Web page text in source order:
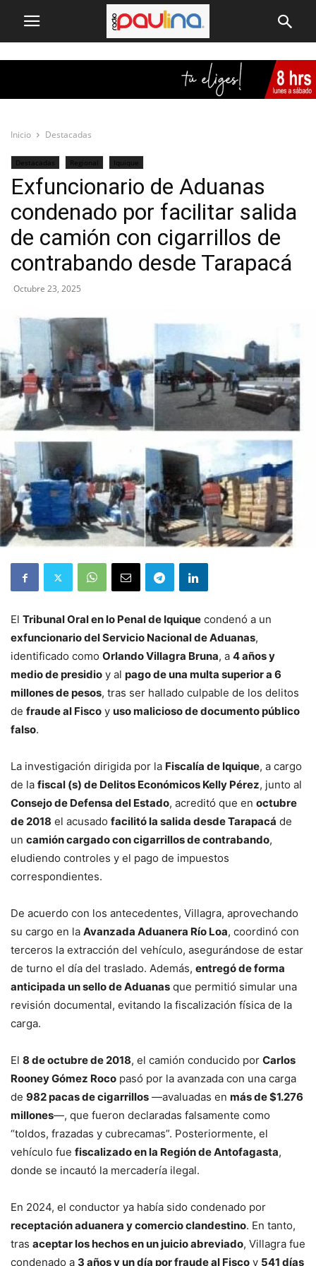
Inicio Destacadas
Destacadas Regional Iquique
Exfuncionario de Aduanas
condenado por facilitar salida
de camión con cigarrillos de
contrabando desde Tarapacá
Octubre 23, 2025
El Tribunal Oral en lo Penal de Iquique condenó a un
exfuncionario del Servicio Nacional de Aduanas,
identificado como Orlando Villagra Bruna, a 4 años y
medio de presidio y al pago de una multa superior a 6
millones de pesos, tras ser hallado culpable de los delitos
de fraude al Fisco y uso malicioso de documento público
falso.
La investigación dirigida por la Fiscalía de Iquique, a cargo
de la fiscal (s) de Delitos Económicos Kelly Pérez, junto al
Consejo de Defensa del Estado, acreditó que en octubre
de 2018 el acusado facilitó la salida desde Tarapacá de
un camión cargado con cigarrillos de contrabando,
eludiendo controles y el pago de impuestos
correspondientes.
De acuerdo con los antecedentes, Villagra, aprovechando
su cargo en la Avanzada Aduanera Río Loa, coordinó con
terceros la extracción del vehículo, asegurándose de estar
de turno el día del traslado. Además, entregó de forma
anticipada un sello de Aduanas que permitió simular una
revisión documental, evitando la fiscalización física de la
carga.
El 8 de octubre de 2018, el camión conducido por Carlos
Rooney Gómez Roco pasó por la avanzada con una carga
de 982 pacas de cigarrillos —avaluadas en más de $1.276
millones—, que fueron declaradas falsamente como
“toldos, frazadas y cubrecamas”. Posteriormente, el
vehículo fue fiscalizado en la Región de Antofagasta,
donde se incautó la mercadería ilegal.
En 2024, el conductor ya había sido condenado por
receptación aduanera y comercio clandestino. En tanto,
tras aceptar los hechos en un juicio abreviado, Villagra fue
condenado a 3 años y un día por fraude al Fisco y 541 días